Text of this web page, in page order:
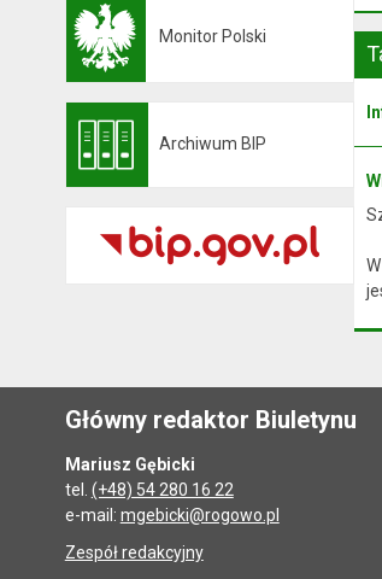
Monitor Polski
Archiwum BIP
Główny redaktor Biuletynu
Mariusz Gębicki
tel. (+48) 54 280 16 22
e-mail: mgebicki@rogowo.pl
Zespół redakcyjny